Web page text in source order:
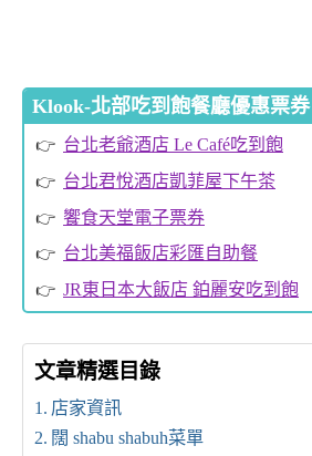
Klook-北部吃到飽餐廳優惠票券
台北老爺酒店 Le Café吃到飽
台北君悅酒店凱菲屋下午茶
饗食天堂電子票券
台北美福飯店彩匯自助餐
JR東日本大飯店 鉑麗安吃到飽
文章精選目錄
店家資訊
闊 shabu shabuh菜單